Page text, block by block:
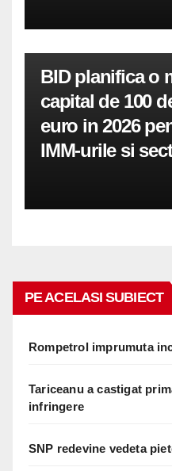
BID planifica o
capital de 100
euro in 2026
IMM-urile si
PE ACELASI SUBIECT
Rompetrol imprumuta
Tariceanu a castigat
infringere
SNP redevine vedeta